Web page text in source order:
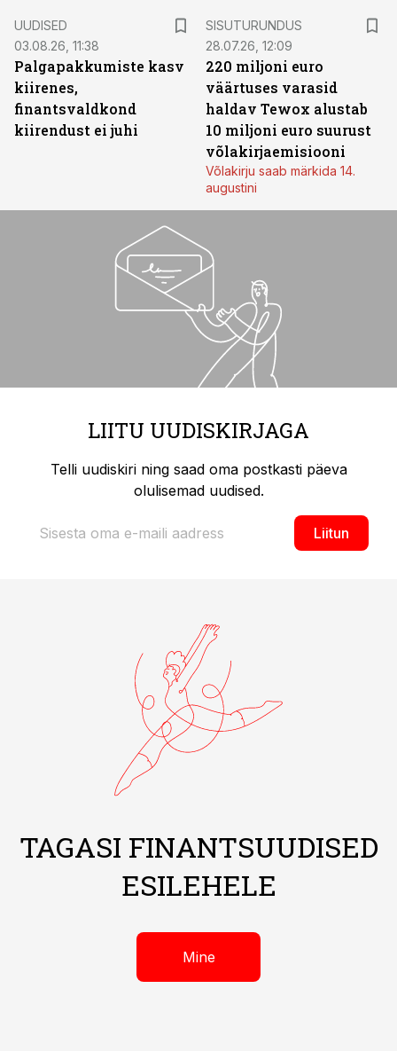
UUDISED
03.08.26, 11:38
Palgapakkumiste kasv
kiirenes,
finantsvaldkond
kiirendust ei juhi
SISUTURUNDUS
28.07.26, 12:09
220 miljoni euro
väärtuses varasid
haldav Tewox alustab
10 miljoni euro suurust
võlakirjaemisiooni
Võlakirju saab märkida 14.
augustini
LIITU UUDISKIRJAGA
Telli uudiskiri ning saad oma postkasti päeva
olulisemad uudised.
Liitun
TAGASI FINANTSUUDISED
ESILEHELE
Mine